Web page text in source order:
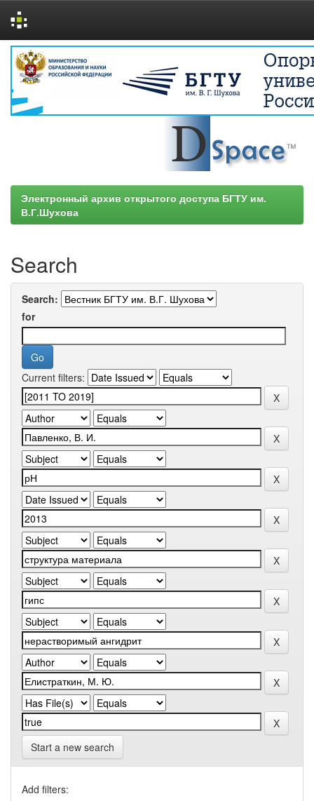
Skip
navigation
Электронный архив открытого доступа БГТУ им.
В.Г.Шухова
Search
Search:
for
Current filters:
Start a new search
Add filters: